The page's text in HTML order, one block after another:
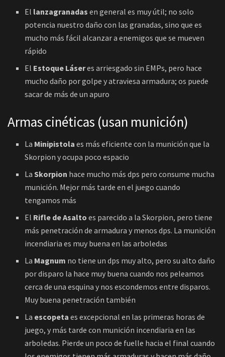
El lanzagranadas en general es muy útil; no solo
potencia nuestro daño con las granadas, sino que es
mucho más fácil alcanzar a enemigos que se mueven
rápido
El Estoque Láseres arriesgado sin EMPs, pero hace
mucho daño por golpe y atraviesa armadura; os puede
sacar de más de un apuro
Armas cinéticas (usan munición)
La Minipistola es más eficiente con la munición que la
Skorpion y ocupa poco espacio
LaSkorpion hace mucho más dps pero consume mucha
munición. Mejor más tarde en el juego cuando
tengamos más
El Rifle de Asalto es parecido a la Skorpion, pero tiene
más penetración de armadura y menos dps. La munición
incendiaria es muy buena en las arboledas
La Magnum no tiene un dps muy alto, pero su alto daño
por disparo la hace muy buena cuando nos peleamos
cerca de una esquina y nos escondemos entre disparos.
Muy buena penetración también
La escopeta es excepcional en las primeras horas de
juego, y más tarde con munición incendiaria en las
arboledas. Pierde un poco de fuelle hacia el final cuando